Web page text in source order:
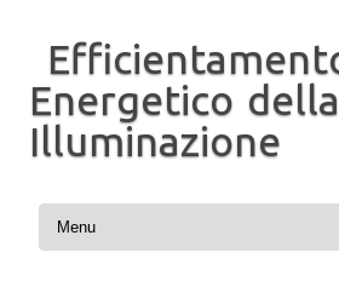
Energetico
Illuminazione
Vai al contenuto